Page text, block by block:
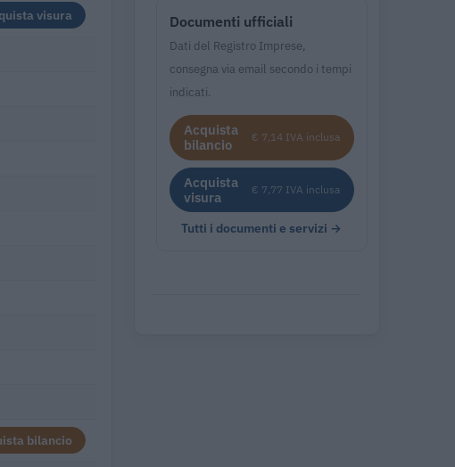
visura
bilancio
Documenti ufficiali
Dati del Registro Imprese,
consegna via email secondo i tempi
indicati.
Acquista
bilancio
€ 7,14 IVA inclusa
Acquista
visura
€ 7,77 IVA inclusa
Tutti i documenti e servizi →